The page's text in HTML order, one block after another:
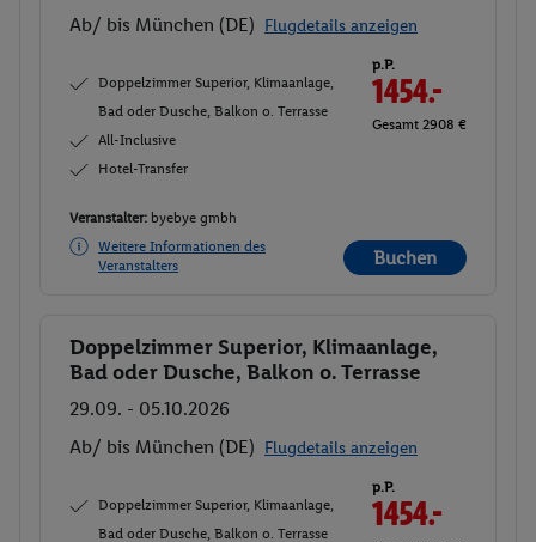
Ab/ bis München (DE) Flugdetails anzeigen
Doppelzimmer Superior, Klimaanlage,
Bad oder Dusche, Balkon o. Terrasse
All-Inclusive
Hotel-Transfer
p.P.
1454.-
Gesamt 2908 €
Veranstalter: byebye gmbh
Weitere Informationen des
Veranstalters
Buchen
Buchen
Doppelzimmer Superior, Klimaanlage,
Bad oder Dusche, Balkon o. Terrasse
29.09. - 05.10.2026
Ab/ bis München (DE) Flugdetails anzeigen
Doppelzimmer Superior, Klimaanlage,
Bad oder Dusche, Balkon o. Terrasse
p.P.
1454.-